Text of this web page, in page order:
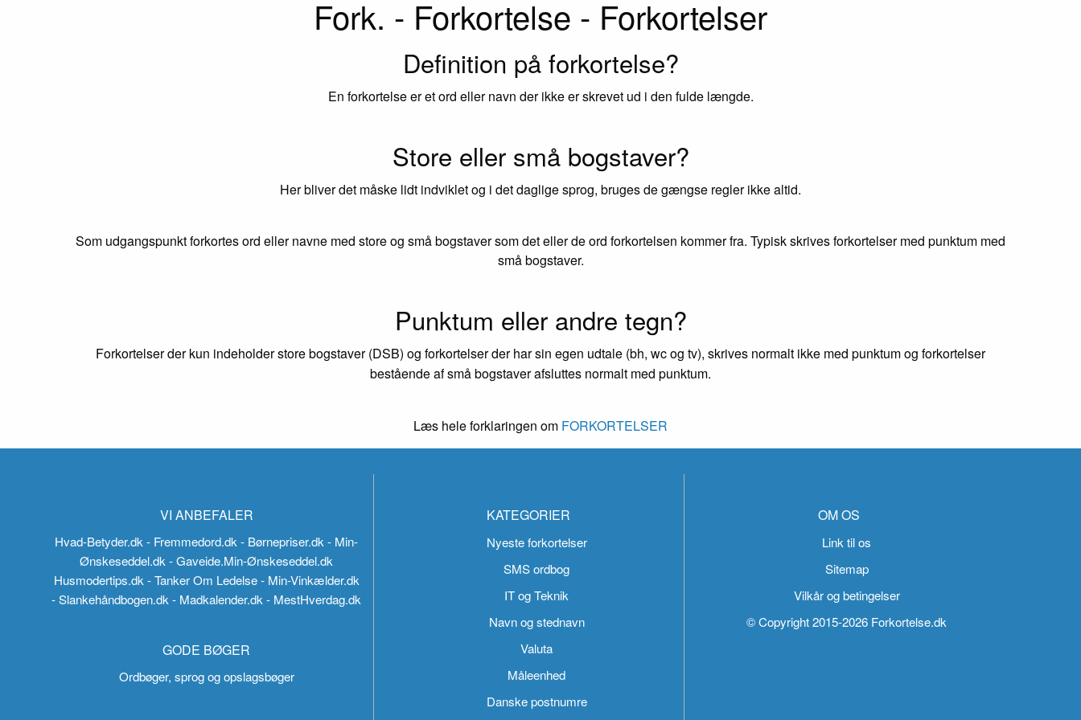
Fork. - Forkortelse - Forkortelser
Definition på forkortelse?
En forkortelse er et ord eller navn der ikke er skrevet ud i den fulde længde.
Store eller små bogstaver?
Her bliver det måske lidt indviklet og i det daglige sprog, bruges de gængse regler ikke altid.
Som udgangspunkt forkortes ord eller navne med store og små bogstaver som det eller de ord forkortelsen kommer fra. Typisk skrives forkortelser med punktum med
små bogstaver.
Punktum eller andre tegn?
Forkortelser der kun indeholder store bogstaver (DSB) og forkortelser der har sin egen udtale (bh, wc og tv), skrives normalt ikke med punktum og forkortelser
bestående af små bogstaver afsluttes normalt med punktum.
Læs hele forklaringen om FORKORTELSER
VI ANBEFALER
Hvad-Betyder.dk- Fremmedord.dk- Børnepriser.dk- Min-
Ønskeseddel.dk- Gaveide.Min-Ønskeseddel.dk
Husmodertips.dk - Tanker Om Ledelse - Min-Vinkælder.dk
- Slankehåndbogen.dk- Madkalender.dk- MestHverdag.dk
GODE BØGER
Ordbøger, sprog og opslagsbøger
KATEGORIER
Nyeste forkortelser
SMS ordbog
IT og Teknik
Navn og stednavn
Valuta
Måleenhed
Danske postnumre
OM OS
Link til os
Sitemap
Vilkår og betingelser
© Copyright 2015-2026 Forkortelse.dk